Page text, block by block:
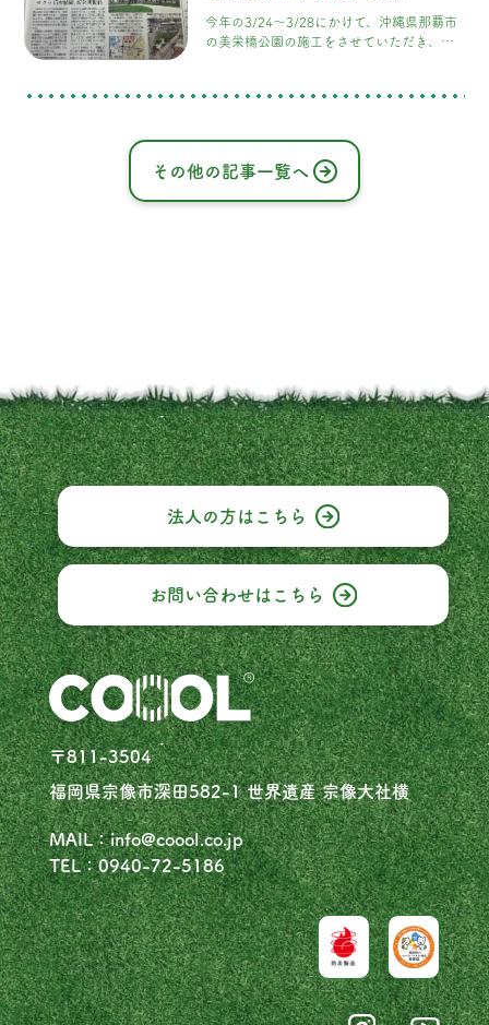
今年の3/24〜3/28にかけて、沖縄県那覇市
の美栄橋公園の施工をさせていただき、そ
砂利だけでしたが、緑が映える
その他の記事一覧へ
法人の方はこちら
お問い合わせはこちら
〒811-3504
福岡県宗像市深田582-1 世界遺産 宗像大社横
MAIL：info@coool.co.jp
TEL：0940-72-5186